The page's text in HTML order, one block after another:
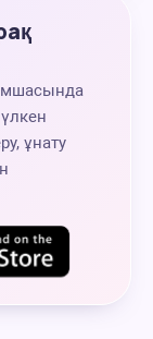
ұнату